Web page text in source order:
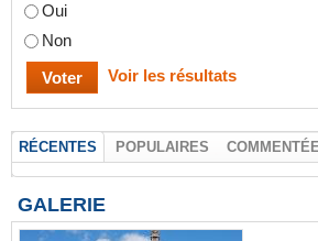
Oui
Non
Voir les résultats
RÉCENTES POPULAIRES
GALERIE